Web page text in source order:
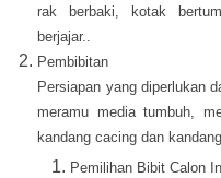
rak berbaki, kotak
berjajar..
Pembibitan
Persiapan yang diperlukan
meramu media tumbuh,
kandang cacing dan
Pemilihan Bibit Calon